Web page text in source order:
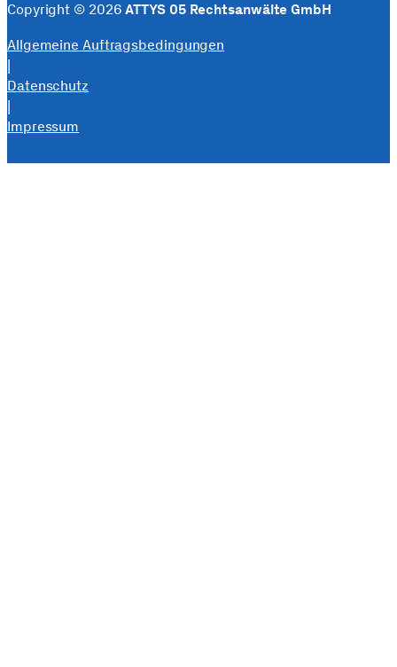
Copyright © 2026ATTYS 05 Rechtsanwälte GmbH
Allgemeine Auftragsbedingungen
|
Datenschutz
|
Impressum